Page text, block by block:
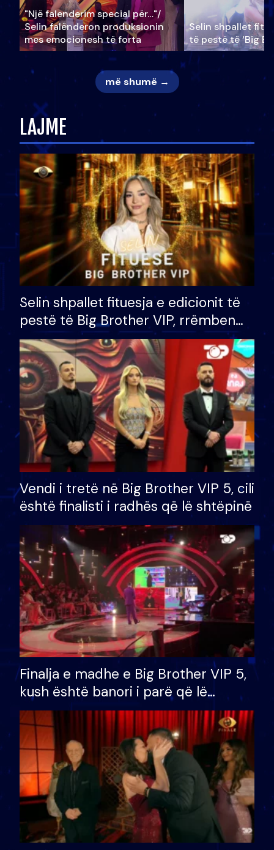
"Një falenderim special për…"/
Selin falënderon produksionin
mes emocionesh të forta
Selin shpallet
të pestë të ‘Big
më shumë →
LAJME
Selin shpallet fituesja e edicionit të
pestë të Big Brother VIP, rrëmben
çmimin e madh prej 100 mijë eurosh
Vendi i tretë në Big Brother VIP 5, cili
është finalisti i radhës që lë shtëpinë
Finalja e madhe e Big Brother VIP 5,
kush është banori i parë që lë
shtëpinë dhe humb mundësinë për
të fituar çmimin e madh